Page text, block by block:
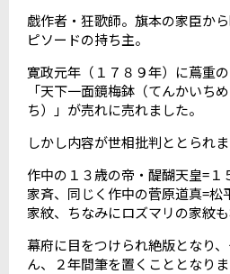
戯作者・狂歌師。旗本の家臣か
ピソードの持ち主。
寛政元年（１７８９年）に蔦重
「天下一面鏡梅鉢（てんかいち
ち）」が売れに売れました。
しかし内容が世相批判ととられま
作中の１３歳の帝・醍醐天皇=１
家斉、同じく作中の菅原道真=松
家紋、ちなみにロズマリの家紋も
幕府に目をつけられ絶版となり
ん、２年間筆を置くこととなりま